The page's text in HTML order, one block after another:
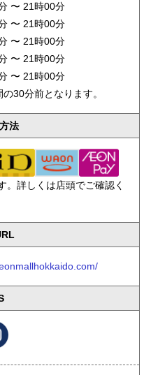
〜 21時00分
〜 21時00分
〜 21時00分
〜 21時00分
〜 21時00分
30分前となります。
法
詳しくは店頭でご確認く